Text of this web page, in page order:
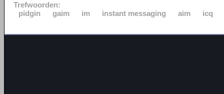
Trefwoorden:
pidgin
gaim im instant messaging aim icq